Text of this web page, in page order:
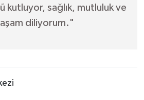
kutluyor, sağlık, mutluluk ve
diliyorum."